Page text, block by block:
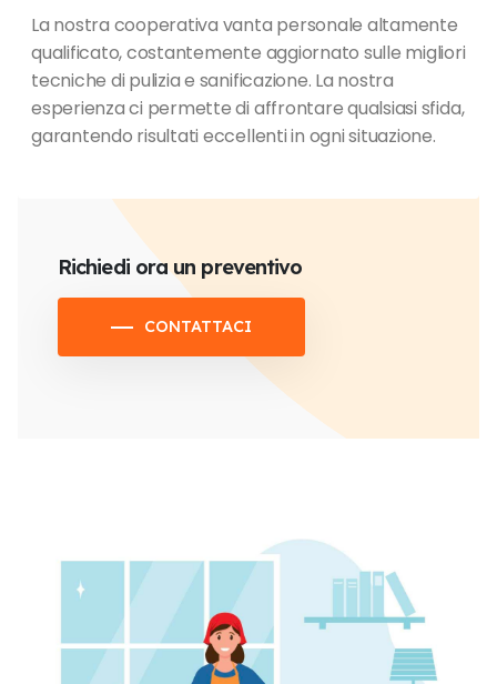
La nostra cooperativa vanta personale altamente
qualificato, costantemente aggiornato sulle migliori
tecniche di pulizia e sanificazione. La nostra
esperienza ci permette di affrontare qualsiasi sfida,
garantendo risultati eccellenti in ogni situazione.
Richiedi ora un preventivo
CONTATTACI